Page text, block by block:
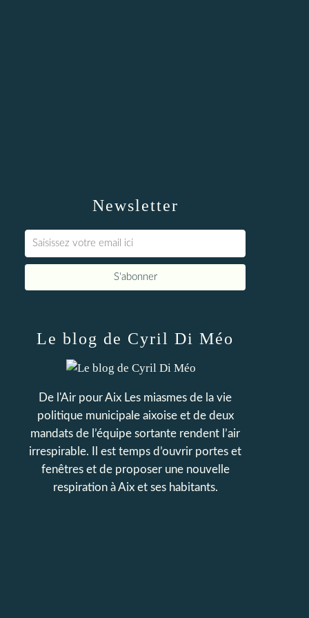
Newsletter
Le blog de Cyril Di Méo
De l'Air pour Aix Les miasmes de la vie
politique municipale aixoise et de deux
mandats de l’équipe sortante rendent l’air
irrespirable. Il est temps d’ouvrir portes et
fenêtres et de proposer une nouvelle
respiration à Aix et ses habitants.